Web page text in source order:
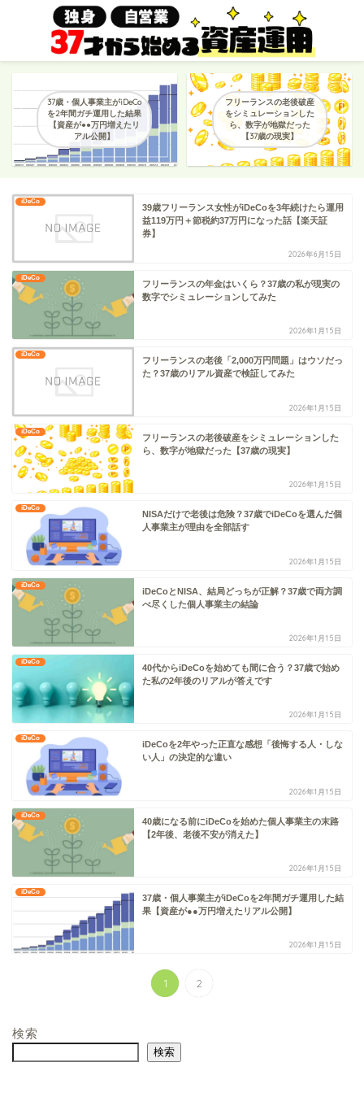
37歳・個人事業主がiDeCo
を2年間ガチ運用した結果
【資産が●●万円増えたリ
アル公開】
フリーランスの老後破産
をシミュレーションした
ら、数字が地獄だった
【37歳の現実】
iDeCo
39歳フリーランス女性がiDeCoを3年続けたら運用
益119万円＋節税約37万円になった話【楽天証
券】
2026年6月15日
iDeCo
フリーランスの年金はいくら？37歳の私が現実の
数字でシミュレーションしてみた
2026年1月15日
iDeCo
フリーランスの老後「2,000万円問題」はウソだっ
た？37歳のリアル資産で検証してみた
2026年1月15日
iDeCo
フリーランスの老後破産をシミュレーションした
ら、数字が地獄だった【37歳の現実】
2026年1月15日
iDeCo
NISAだけで老後は危険？37歳でiDeCoを選んだ個
人事業主が理由を全部話す
2026年1月15日
iDeCo
iDeCoとNISA、結局どっちが正解？37歳で両方調
べ尽くした個人事業主の結論
2026年1月15日
iDeCo
40代からiDeCoを始めても間に合う？37歳で始め
た私の2年後のリアルが答えです
2026年1月15日
iDeCo
iDeCoを2年やった正直な感想「後悔する人・しな
い人」の決定的な違い
2026年1月15日
iDeCo
40歳になる前にiDeCoを始めた個人事業主の末路
【2年後、老後不安が消えた】
2026年1月15日
iDeCo
37歳・個人事業主がiDeCoを2年間ガチ運用した結
果【資産が●●万円増えたリアル公開】
2026年1月15日
1 2
検索
検索